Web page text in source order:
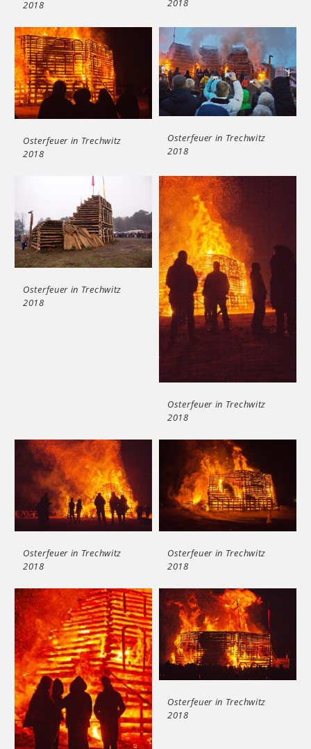
2018 2018
Osterfeuer in Trechwitz
2018
Osterfeuer in Trechwitz
2018
Osterfeuer in Trechwitz
2018
Osterfeuer in Trechwitz
2018
Osterfeuer in Trechwitz
2018
Osterfeuer in Trechwitz
2018
Osterfeuer in Trechwitz
2018